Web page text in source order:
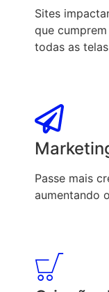
Sites
que
todas as
Passe mais
aumentando